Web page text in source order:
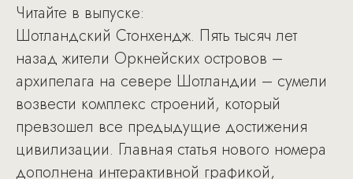
Читайте в выпуске:
Шотландский Стонхендж. Пять тысяч лет
назад жители Оркнейских островов –
архипелага на севере Шотландии – сумели
возвести комплекс строений, который
превзошел все предыдущие достижения
цивилизации. Главная статья нового номера
дополнена интерактивной графикой,